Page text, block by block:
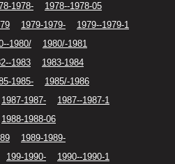
1978-
1978--1978-05
1979-1979-
1979--1979-1
1980/
1980/-1981
1983
1983-1984
1985-
1985/-1986
1987-1987-
1987--1987-1
1988-1988-06
1989-1989-
199-1990-
1990--1990-1